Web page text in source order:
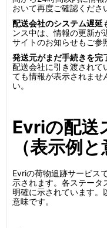
おいて再度ご確認くださ
配送会社のシステム遅延
ンス中は、情報の更新
サイトのお知らせもご参
発送元がまだ手続きを完
配送会社に引き渡されて
ても情報が表示されませ
い。
Evriの配送
（表示例と
Evriの荷物追跡サービス
示されます。各ステータ
明確に示されています。
意味です。